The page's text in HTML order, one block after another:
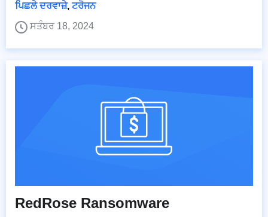
ਪਿਛਲੇ ਦਰਵਾਜ਼ੇ, ਟਰੋਜਨ
ਸਤੰਬਰ 18, 2024
RedRose Ransomware